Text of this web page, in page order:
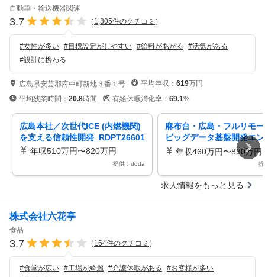
自動車・輸送機器関連
3.7 （ 1,805件のクチコミ ）
#女性が多い #目標設定がしやすい #給料があがる #活気がある
#設計に携わる
広島県安芸郡府中町新地３番１号 平均年収： 619万円
平均残業時間： 20.8時間 有給休暇消化率： 69.1%
広島本社／次世代ICE (内燃機関)
を支える信頼性開発_RDPT26601
年収510万円〜820万円
提供：doda
麻布台・広島・フルリモ
ビッグデータ基盤開発エ
_IT26103
年収460万円〜830万円
求人情報をもっと見る
株式会社六花亭
食品
3.7 （ 164件のクチコミ ）
#食堂が広い #工場が綺麗 #介護休暇がある #お客様が多い